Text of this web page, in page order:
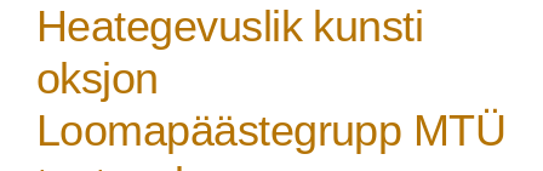
Heategevuslik kunsti
oksjon
Loomapäästegrupp MTÜ